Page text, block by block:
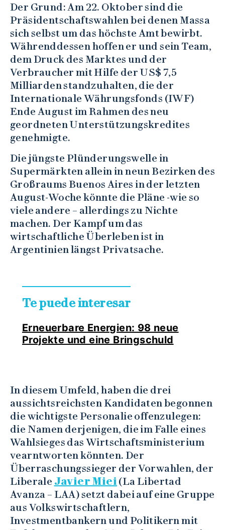
Der Grund: Am 22. Oktober sind die
Präsidentschaftswahlen bei denen Massa
sich selbst um das höchste Amt bewirbt.
Währenddessen hoffen er und sein Team,
dem Druck des Marktes und der
Verbraucher mit Hilfe der US$ 7,5
Milliarden standzuhalten, die der
Internationale Währungsfonds (IWF)
Ende August im Rahmen des neu
geordneten Unterstützungskredites
genehmigte.
Die jüngste Plünderungswelle in
Supermärkten allein in neun Bezirken des
Großraums Buenos Aires in der letzten
August-Woche könnte die Pläne -wie so
viele andere – allerdings zu Nichte
machen. Der Kampf um das
wirtschaftliche Überleben ist in
Argentinien längst Privatsache.
Te puede interesar
Erneuerbare Energien: 98 neue
Projekte und eine Bringschuld
In diesem Umfeld, haben die drei
aussichtsreichsten Kandidaten begonnen
die wichtigste Personalie offenzulegen:
die Namen derjenigen, die im Falle eines
Wahlsieges das Wirtschaftsministerium
vearntworten könnten. Der
Überraschungssieger der Vorwahlen, der
Liberale Javier Miei(La Libertad
Avanza – LAA) setzt dabei auf eine Gruppe
aus Volkswirtschaftlern,
Investmentbankern und Politikern mit